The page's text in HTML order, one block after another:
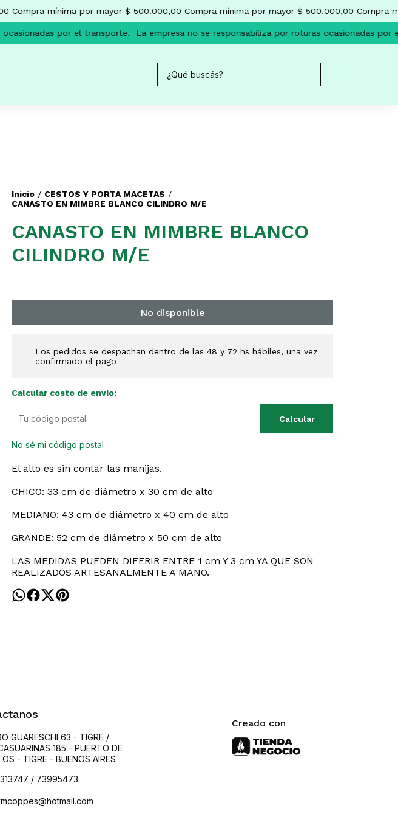
Compra mínima por mayor $ 500.000,00 Compra mínima por mayor $ 500.000,00 Compra
por el transporte. La empresa no se responsabiliza por roturas ocasionadas por
Inicio / CESTOS Y PORTA MACETAS /
CANASTO EN MIMBRE BLANCO CILINDRO M/E
CANASTO EN MIMBRE BLANCO
CILINDRO M/E
No disponible
Los pedidos se despachan dentro de las 48 y 72 hs hábiles, una vez
confirmado el pago
Calcular costo de envío:
Calcular
No sé mi código postal
El alto es sin contar las manijas.
CHICO: 33 cm de diámetro x 30 cm de alto
MEDIANO: 43 cm de diámetro x 40 cm de alto
GRANDE: 52 cm de diámetro x 50 cm de alto
LAS MEDIDAS PUEDEN DIFERIR ENTRE 1 cm Y 3 cm YA QUE SON
REALIZADOS ARTESANALMENTE A MANO.
GUARESCHI 63 - TIGRE /
185 - PUERTO DE
- TIGRE - BUENOS AIRES
/ 73995473
Creado con